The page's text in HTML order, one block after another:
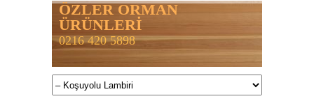
ÖZLER ORMAN
ÜRÜNLERİ
0216 420 5898